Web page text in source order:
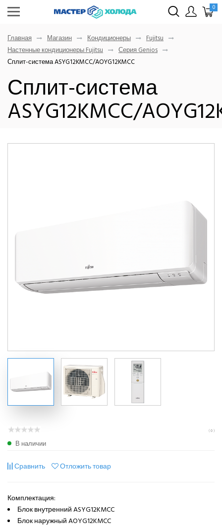
0
Главная Магазин Кондиционеры
Fujitsu
Настенные кондиционеры Fujitsu
Серия Genios
Сплит-система ASYG12KMCC/AOYG12KMCC
Сплит-система
ASYG12KMCC/
( 0 )
В наличии
Сравнить Отложить товар
Комплектация:
Блок внутренний ASYG12KMCC
Блок наружный AOYG12KMCC